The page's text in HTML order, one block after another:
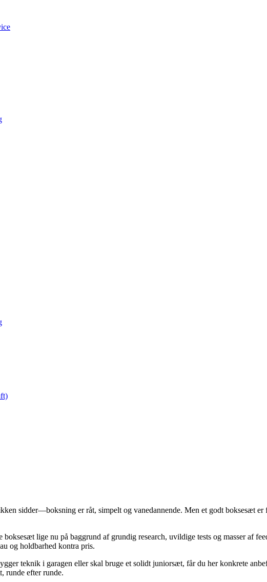
sidder—boksning er råt, simpelt og vanedannende. Men et godt boksesæt
boksesæt lige nu på baggrund af grundig research, uvildige tests og masser af
og holdbarhed kontra pris.
teknik i garagen eller skal bruge et solidt juniorsæt, får du her konkrete
runde efter runde.